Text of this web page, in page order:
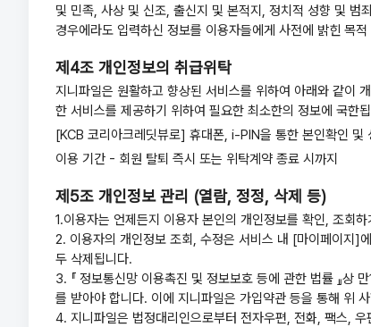
및 민족, 사상 및 신조, 출신지 및 본적지, 정치적 성향 및 범
경우에라도 입력하신 정보를 이용자들에게 사전에 밝힌 목
제4조 개인정보의 취급위탁
지니파일은 원활하고 향상된 서비스를 위하여 아래와 같이
한 서비스를 제공하기 위하여 필요한 최소한의 정보에 국한
[KCB 코리아크레딧뷰로] 휴대폰, i-PIN을 통한 본인확인 및
이용 기간 - 회원 탈퇴 즉시 또는 위탁계약 종료 시까지
제5조 개인정보 관리 (열람, 정정, 삭제 등)
1.이용자는 언제든지 이용자 본인의 개인정보를 확인, 조회
2. 이용자의 개인정보 조회, 수정은 서비스 내 [마이페이지]
두 삭제됩니다.
3. 『 정보통신망 이용촉진 및 정보보호 등에 관한 법률 』상
를 받아야 합니다. 이에 지니파일은 가입약관 등을 통해 위
4. 지니파일은 법정대리인으로부터 전자우편, 전화, 팩스,